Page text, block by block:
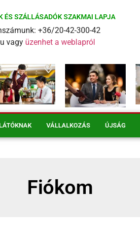
ÉS SZÁLLÁSADÓK SZAKMAI LAPJA
+36/20-42-300-42
vagy üzenhet a weblapról
VÁLLALKOZÁS ÚJSÁG
Fiókom